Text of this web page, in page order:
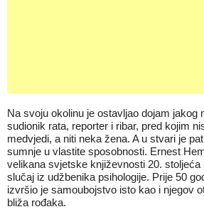
Na svoju okolinu je ostavljao dojam jakog
sudionik rata, reporter i ribar, pred kojim
medvjedi, a niti neka žena. A u stvari je
sumnje u vlastite sposobnosti. Ernest
velikana svjetske književnosti 20.
slučaj iz udžbenika psihologije. Prije 50
izvršio je samoubojstvo isto kao i njegov
bliža rođaka.